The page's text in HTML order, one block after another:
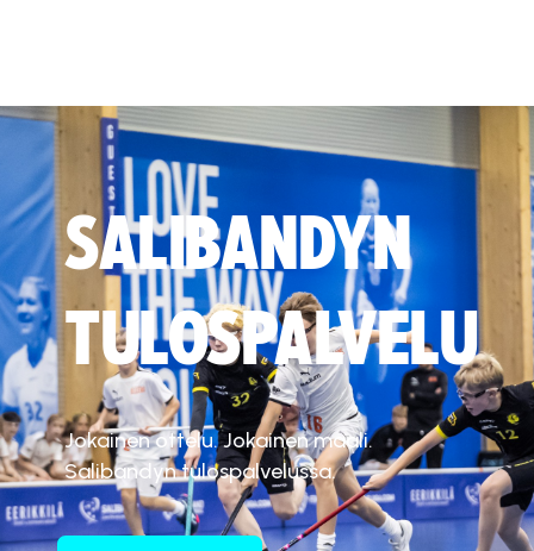
SALIBANDYN
TULOSPALVELU
Jokainen ottelu. Jokainen maali.
Salibandyn tulospalvelussa.